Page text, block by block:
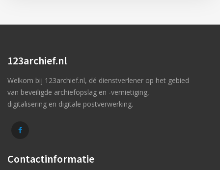
123archief.nl
Welkom bij 123archief.nl, dé dienstverlener op het gebied
van beveiligde archiefopslag en -vernietiging,
digitalisering en digitale postverwerking.
Contactinformatie